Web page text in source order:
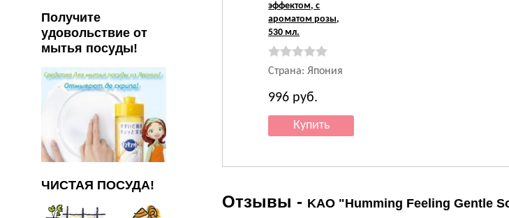
Получите
удовольствие от
мытья посуды!
ЧИСТАЯ ПОСУДА!
эффектом, с
ароматом розы,
530 мл.
Страна: Япония
996 руб.
Отзывы - KAO "Humming Feeling Gentle